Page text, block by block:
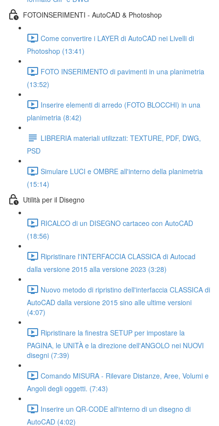
FOTOINSERIMENTI - AutoCAD & Photoshop
Come convertire i LAYER di AutoCAD nei Livelli di
Photoshop (13:41)
FOTO INSERIMENTO di pavimenti in una planimetria
(13:52)
Inserire elementi di arredo (FOTO BLOCCHI) in una
planimetria (8:42)
LIBRERIA materiali utilizzati: TEXTURE, PDF, DWG,
PSD
Simulare LUCI e OMBRE all'interno della planimetria
(15:14)
Utilità per il Disegno
RICALCO di un DISEGNO cartaceo con AutoCAD
(18:56)
Ripristinare l'INTERFACCIA CLASSICA di Autocad
dalla versione 2015 alla versione 2023 (3:28)
Nuovo metodo di ripristino dell'interfaccia CLASSICA di
AutoCAD dalla versione 2015 sino alle ultime versioni
(4:07)
Ripristinare la finestra SETUP per impostare la
PAGINA, le UNITÀ e la direzione dell'ANGOLO nei NUOVI
disegni (7:39)
Comando MISURA - Rilevare Distanze, Aree, Volumi e
Angoli degli oggetti. (7:43)
Inserire un QR-CODE all'interno di un disegno di
AutoCAD (4:02)